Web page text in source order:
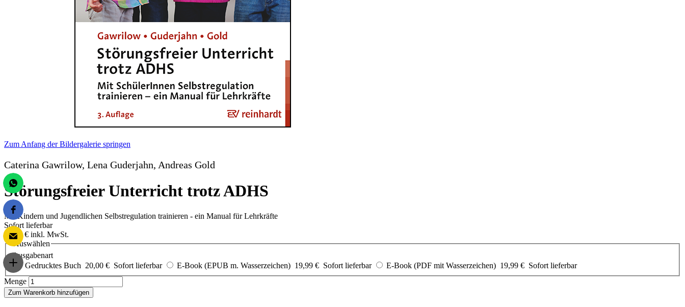
Zum Anfang der Bildergalerie springen
Caterina Gawrilow, Lena Guderjahn, Andreas Gold
Störungsfreier Unterricht trotz ADHS
Mit Kindern und Jugendlichen Selbstregulation trainieren - ein Manual für Lehrkräfte
Sofort lieferbar
20,00 € inkl. MwSt.
Auswählen
Ausgabenart
Gedrucktes Buch 20,00 € Sofort lieferbar E-Book (EPUB m. Wasserzeichen) 19,99 € Sofort lieferbar E-Book (PDF mit Wasserzeichen) 19,99 € Sofort lieferbar
Menge
Zum Warenkorb hinzufügen